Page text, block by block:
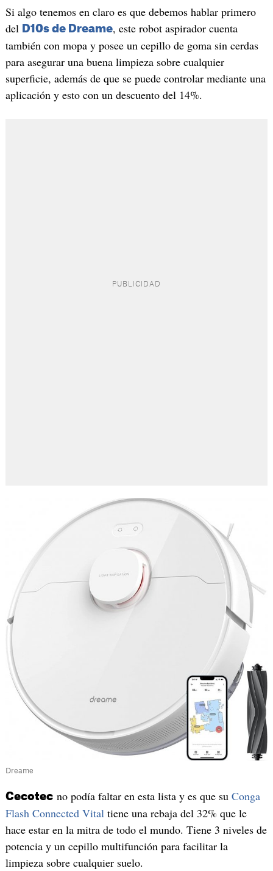
Si algo tenemos en claro es que debemos hablar primero
del D10s de Dreame, este robot aspirador cuenta
también con mopa y posee un cepillo de goma sin cerdas
para asegurar una buena limpieza sobre cualquier
superficie, además de que se puede controlar mediante una
aplicación y esto con un descuento del 14%.
Dreame
Cecotecno podía faltar en esta lista y es que su Conga
Flash Connected Vitaltiene una rebaja del 32% que le
hace estar en la mitra de todo el mundo. Tiene 3 niveles de
potencia y un cepillo multifunción para facilitar la
limpieza sobre cualquier suelo.